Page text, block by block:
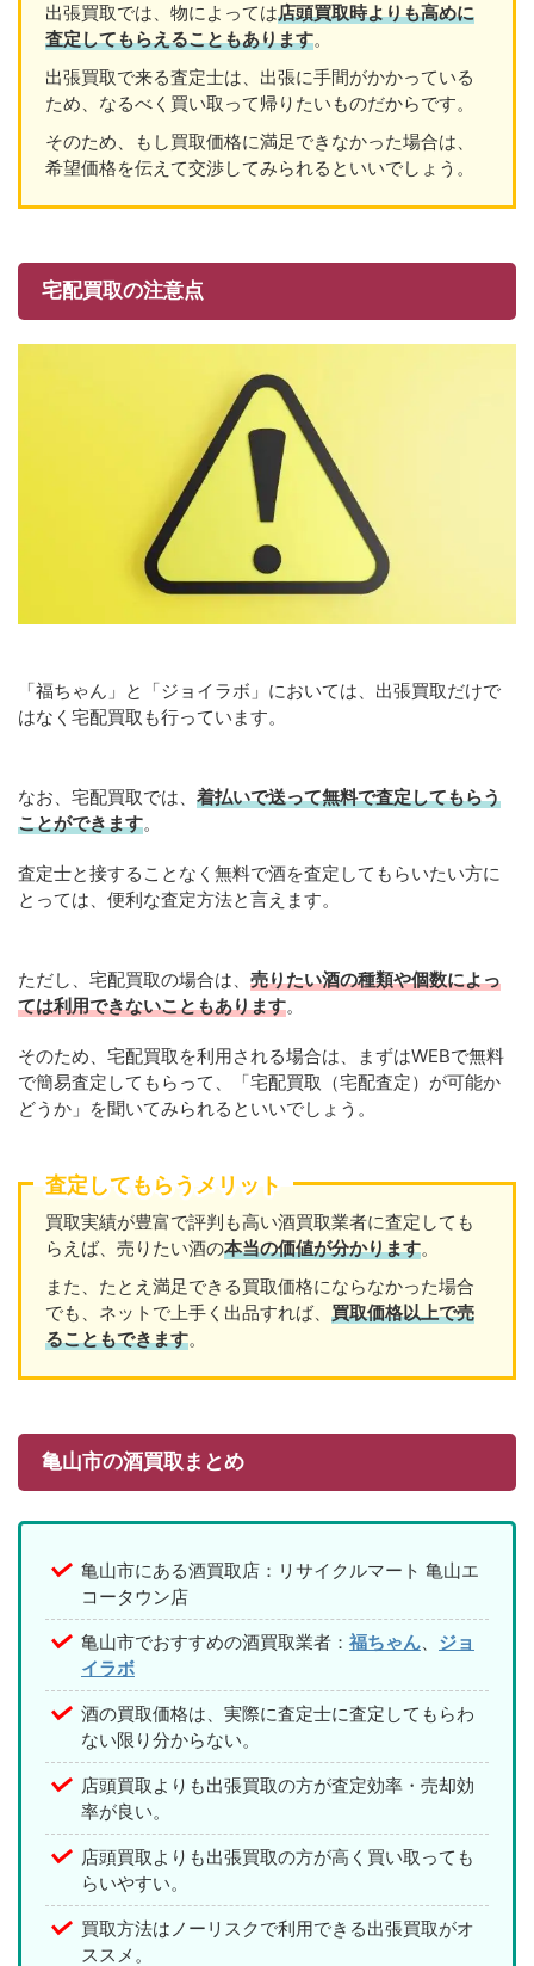
出張買取では、物によっては店頭買取時よりも高めに
査定してもらえることもあります。
出張買取で来る査定士は、出張に手間がかかっている
ため、なるべく買い取って帰りたいものだからです。
そのため、もし買取価格に満足できなかった場合は、
希望価格を伝えて交渉してみられるといいでしょう。
宅配買取の注意点
「福ちゃん」と「ジョイラボ」においては、出張買取だけで
はなく宅配買取も行っています。
なお、宅配買取では、 着払いで送って無料で査定してもらう
ことができます。
査定士と接することなく無料で酒を査定してもらいたい方に
とっては、便利な査定方法と言えます。
ただし、宅配買取の場合は、 売りたい酒の種類や個数によっ
ては利用できないこともあります。
そのため、宅配買取を利用される場合は、まずはWEBで無料
で簡易査定してもらって、「宅配買取（宅配査定）が可能か
どうか」を聞いてみられるといいでしょう。
査定してもらうメリット
買取実績が豊富で評判も高い酒買取業者に査定しても
らえば、売りたい酒の本当の価値が分かります。
また、たとえ満足できる買取価格にならなかった場合
でも、ネットで上手く出品すれば、 買取価格以上で売
ることもできます。
亀山市の酒買取まとめ
亀山市にある酒買取店：リサイクルマート 亀山エ
コータウン店
亀山市でおすすめの酒買取業者： 福ちゃん
ジョ
イラボ
酒の買取価格は、実際に査定士に査定してもらわ
ない限り分からない。
店頭買取よりも出張買取の方が査定効率・売却効
率が良い。
店頭買取よりも出張買取の方が高く買い取っても
らいやすい。
買取方法はノーリスクで利用できる出張買取がオ
ススメ。